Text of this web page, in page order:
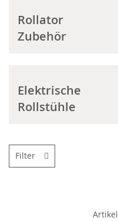
Rollator
Zubehör
Elektrische
Rollstühle
Artikel
Filter